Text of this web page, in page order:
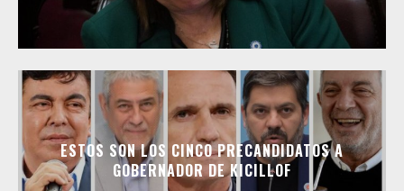
ESTOS SON LOS CINCO PRECANDIDATOS A
GOBERNADOR DE KICILLOF